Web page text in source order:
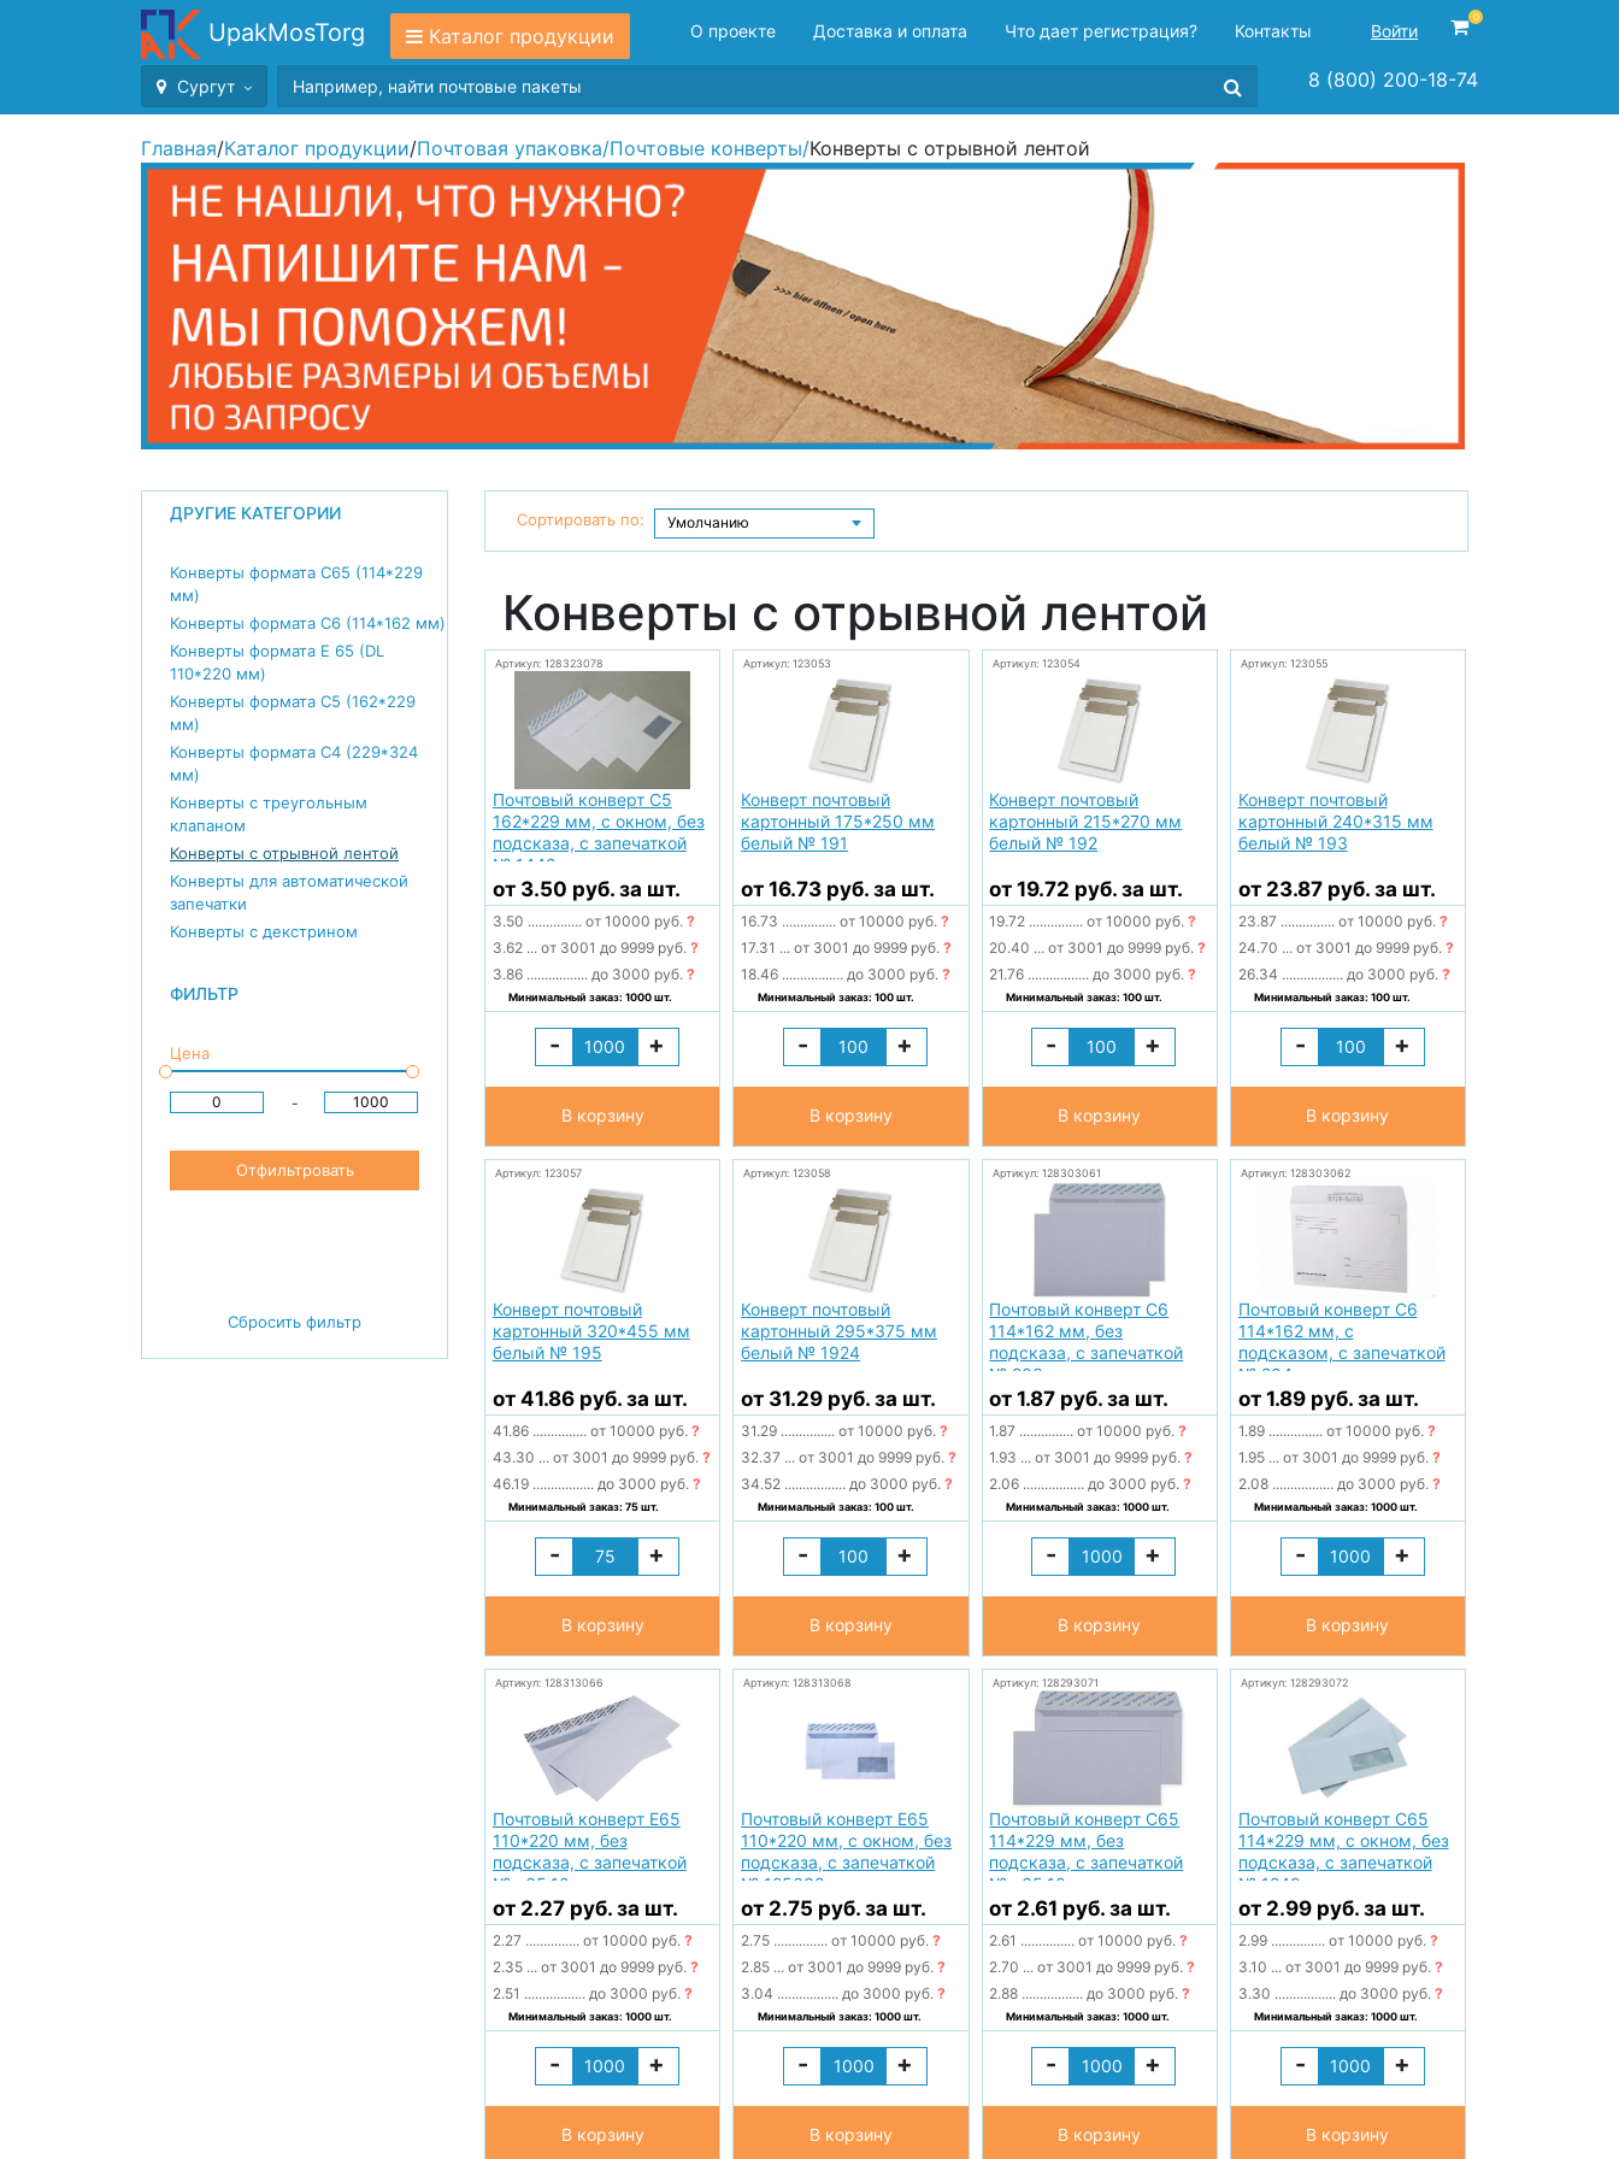
UpakMosTorg Каталог продукции О проекте Доставка и оплата Что дает регистрация? Контакты Войти
0
Сургут 8 (800) 200-18-74
Главная/Каталог продукции/Почтовая упаковка/Почтовые конверты/Конверты с отрывной лентой
ДРУГИЕ КАТЕГОРИИ
Конверты формата С65 (114*229
мм)
Конверты формата С6 (114*162 мм)
Конверты формата E 65 (DL
110*220 мм)
Конверты формата С5 (162*229
мм)
Конверты формата С4 (229*324
мм)
Конверты с треугольным
клапаном
Конверты с отрывной лентой
Конверты для автоматической
запечатки
Конверты с декстрином
ФИЛЬТР
Цена
-
Отфильтровать
Сбросить фильтр
Сортировать по:
Конверты с отрывной лентой
Артикул: 128323078
Почтовый конверт С5
162*229 мм, с окном, без
подсказа, с запечаткой
№ 1449
от 3.50 руб. за шт.
3.50 ............... от 10000 руб. ?
3.62 ... от 3001 до 9999 руб. ?
3.86 ................. до 3000 руб. ?
Минимальный заказ: 1000 шт.
- +
В корзину
Артикул: 123053
Конверт почтовый
картонный 175*250 мм
белый № 191
от 16.73 руб. за шт.
16.73 ............... от 10000 руб.?
17.31 ... от 3001 до 9999 руб.?
18.46 ................. до 3000 руб.?
Минимальный заказ: 100 шт.
- +
В корзину
Артикул: 123054
Конверт почтовый
картонный 215*270 мм
белый № 192
от 19.72 руб. за шт.
19.72 ............... от 10000 руб.?
20.40 ... от 3001 до 9999 руб.?
21.76 ................. до 3000 руб.?
Минимальный заказ: 100 шт.
- +
В корзину
Артикул: 123055
Конверт почтовый
картонный 240*315 мм
белый № 193
от 23.87 руб. за шт.
23.87 ............... от 10000 руб. ?
24.70 ... от 3001 до 9999 руб. ?
26.34 ................. до 3000 руб. ?
Минимальный заказ: 100 шт.
- +
В корзину
Артикул: 123057
Конверт почтовый
картонный 320*455 мм
белый № 195
от 41.86 руб. за шт.
41.86 ............... от 10000 руб. ?
43.30 ... от 3001 до 9999 руб. ?
46.19 ................. до 3000 руб. ?
Минимальный заказ: 75 шт.
- +
В корзину
Артикул: 123058
Конверт почтовый
картонный 295*375 мм
белый № 1924
от 31.29 руб. за шт.
31.29 ............... от 10000 руб.?
32.37 ... от 3001 до 9999 руб.?
34.52 ................. до 3000 руб.?
Минимальный заказ: 100 шт.
- +
В корзину
Артикул: 128303061
Почтовый конверт С6
114*162 мм, без
подсказа, с запечаткой
№ 203
от 1.87 руб. за шт.
1.87 ............... от 10000 руб.?
1.93 ... от 3001 до 9999 руб.?
2.06 ................. до 3000 руб.?
Минимальный заказ: 1000 шт.
- +
В корзину
Артикул: 128303062
Почтовый конверт С6
114*162 мм, с
подсказом, с запечаткой
№ 204
от 1.89 руб. за шт.
1.89 ............... от 10000 руб. ?
1.95 ... от 3001 до 9999 руб. ?
2.08 ................. до 3000 руб. ?
Минимальный заказ: 1000 шт.
- +
В корзину
Артикул: 128313066
Почтовый конверт Е65
110*220 мм, без
подсказа, с запечаткой
№ e65.10
от 2.27 руб. за шт.
2.27 ............... от 10000 руб. ?
2.35 ... от 3001 до 9999 руб. ?
2.51 ................. до 3000 руб. ?
Минимальный заказ: 1000 шт.
- +
В корзину
Артикул: 128313068
Почтовый конверт Е65
110*220 мм, с окном, без
подсказа, с запечаткой
№ 125638
от 2.75 руб. за шт.
2.75 ............... от 10000 руб.?
2.85 ... от 3001 до 9999 руб.?
3.04 ................. до 3000 руб.?
Минимальный заказ: 1000 шт.
- +
В корзину
Артикул: 128293071
Почтовый конверт С65
114*229 мм, без
подсказа, с запечаткой
№ с65.10
от 2.61 руб. за шт.
2.61 ............... от 10000 руб.?
2.70 ... от 3001 до 9999 руб.?
2.88 ................. до 3000 руб.?
Минимальный заказ: 1000 шт.
- +
В корзину
Артикул: 128293072
Почтовый конверт С65
114*229 мм, с окном, без
подсказа, с запечаткой
№ 1249
от 2.99 руб. за шт.
2.99 ............... от 10000 руб. ?
3.10 ... от 3001 до 9999 руб. ?
3.30 ................. до 3000 руб. ?
Минимальный заказ: 1000 шт.
- +
В корзину